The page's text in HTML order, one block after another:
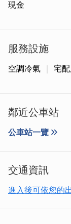
不是只做傳統，
的團隊研討中，
自這兩種草本的
現金
服務設施
空調冷氣 宅
鄰近公車站
公車站一覽
交通資訊
進入後可依您的